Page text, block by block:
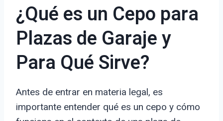
¿Qué es un Cepo para
Plazas de Garaje y
Para Qué Sirve?
Antes de entrar en materia legal, es
importante entender qué es un cepo y cómo